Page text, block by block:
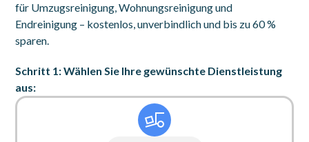
für Umzugsreinigung, Wohnungsreinigung und
Endreinigung – kostenlos, unverbindlich und bis zu 60 %
sparen.
Schritt 1: Wählen Sie Ihre gewünschte Dienstleistung
aus: